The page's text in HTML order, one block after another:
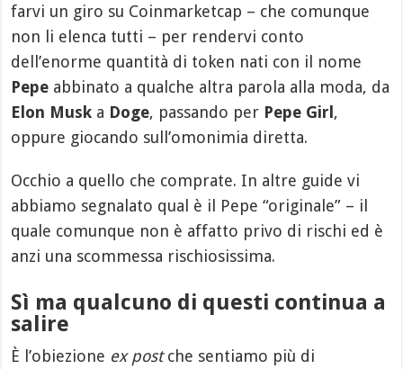
farvi un giro su Coinmarketcap – che comunque
non li elenca tutti – per rendervi conto
dell’enorme quantità di token nati con il nome
Pepe abbinato a qualche altra parola alla moda, da
Elon Musk a Doge, passando per Pepe Girl ,
oppure giocando sull’omonimia diretta.
Occhio a quello che comprate. In altre guide vi
abbiamo segnalato qual è il Pepe “originale” – il
quale comunque non è affatto privo di rischi ed è
anzi una scommessa rischiosissima.
Sì ma qualcuno di questi continua a
salire
È l’obiezione ex postche sentiamo più di